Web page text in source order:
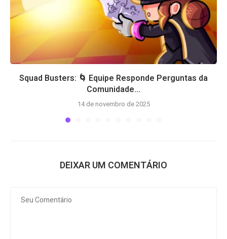
Squad Busters: 🌀 Equipe Responde Perguntas da
Comunidade...
14 de novembro de 2025
DEIXAR UM COMENTÁRIO